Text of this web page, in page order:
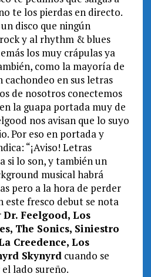
te los pierdas en directo.
un disco que ningún
y al rhythm & blues
los muy crápulas ya
como la mayoría de
en sus letras
de nosotros conectemos
la guapa portada muy de
nos avisan que lo suyo
Por eso en portada y
“¡Aviso! Letras
si lo son, y también un
musical habrá
pero a la hora de perder
este fresco debut se nota
Dr. Feelgood, Los
The Sonics, Siniestro
Creedence, Los
Skynyrdcuando se
lado sureño.